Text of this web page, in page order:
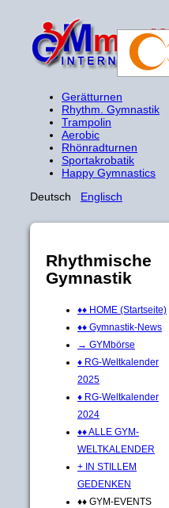
Gerätturnen
Rhythm. Gymnastik
Trampolin
Aerobic
Rhönradturnen
Sportakrobatik
Happy Gymnastics
Deutsch Englisch
Rhythmische
Gymnastik
♦♦ HOME (Startseite)
♦♦ Gymnastik-News
→ GYMbörse
♦ RG-Weltkalender
2025
♦ RG-Weltkalender
2024
♦♦ ALLE GYM-
WELTKALENDER
+ IN STILLEM
GEDENKEN
♦♦ GYM-EVENTS